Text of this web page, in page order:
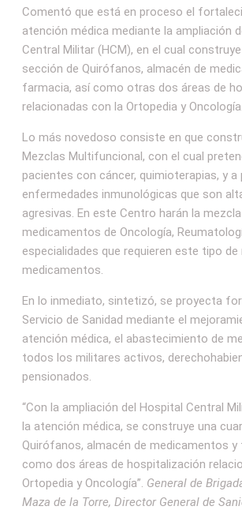
Comentó que está en proceso el
atención médica mediante la ampliación
Central Militar (HCM), en el cual
sección de Quirófanos, almacén de
farmacia, así como otras dos áreas de
relacionadas con la Ortopedia y Oncología.
Lo más novedoso consiste en que
Mezclas Multifuncional, con el cual
pacientes con cáncer, quimioterapias, y
enfermedades inmunológicas que son
agresivas. En este Centro harán la
medicamentos de Oncología,
especialidades que requieren este tipo de
medicamentos.
En lo inmediato, sintetizó, se proyecta
Servicio de Sanidad mediante el
atención médica, el abastecimiento de
todos los militares activos,
pensionados.
“Con la ampliación del Hospital Central
la atención médica, se construye una
Quirófanos, almacén de medicamentos y
como dos áreas de hospitalización
Ortopedia y Oncología”. General de
Maza de la Torre, Director General de